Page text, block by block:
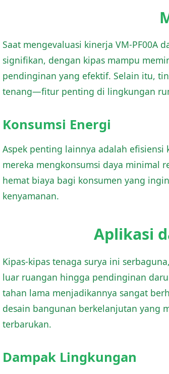
Saat mengevaluasi kinerja VM-PF00A
signifikan, dengan kipas mampu
pendinginan yang efektif. Selain itu,
tenang—fitur penting di lingkungan
Konsumsi Energi
Aspek penting lainnya adalah efisiensi
mereka mengkonsumsi daya minimal
hemat biaya bagi konsumen yang
kenyamanan.
Aplikasi
Kipas-kipas tenaga surya ini
luar ruangan hingga pendinginan
tahan lama menjadikannya sangat
desain bangunan berkelanjutan yang
terbarukan.
Dampak Lingkungan